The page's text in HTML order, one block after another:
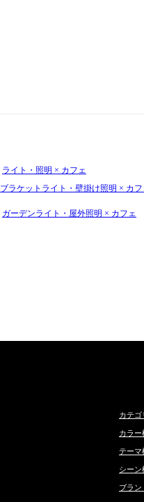
ライト・照明 × カフェ
ブラケットライト・壁掛け照明 × カフ
ガーデンライト・屋外照明 × カフェ
カテゴ
カラー
テーマ
シーン
ブラン